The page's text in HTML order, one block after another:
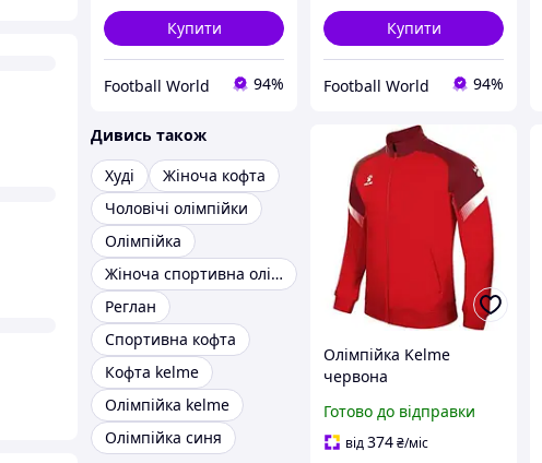
Купити
Football World 94%
Купити
Football World 94%
Дивись також
Худі
Жіноча кофта
Чоловічі олімпійки
Олімпійка
Жіноча спортивна олімпійка
Реглан
Спортивна кофта
Кофта kelme
Олімпійка kelme
Олімпійка синя
Олімпійка Kelme
червона
Готово до відправки
від374₴/міс